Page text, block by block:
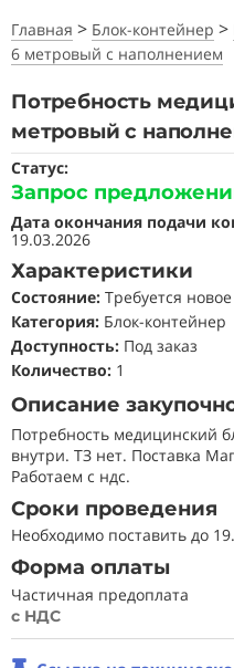
Главная > Блок-контейнер >
6 метровый с наполнением
Потребность
метровый с
Статус:
Запрос
Дата окончания подачи
19.03.2026
Характеристики
Состояние: Требуется новое
Категория: Блок-контейнер
Доступность: Под заказ
Количество: 1
Описание
Потребность медицинский
внутри. ТЗ нет. Поставка
Работаем с ндс.
Сроки проведения
Необходимо поставить до
Форма оплаты
Частичная предоплата
с НДС